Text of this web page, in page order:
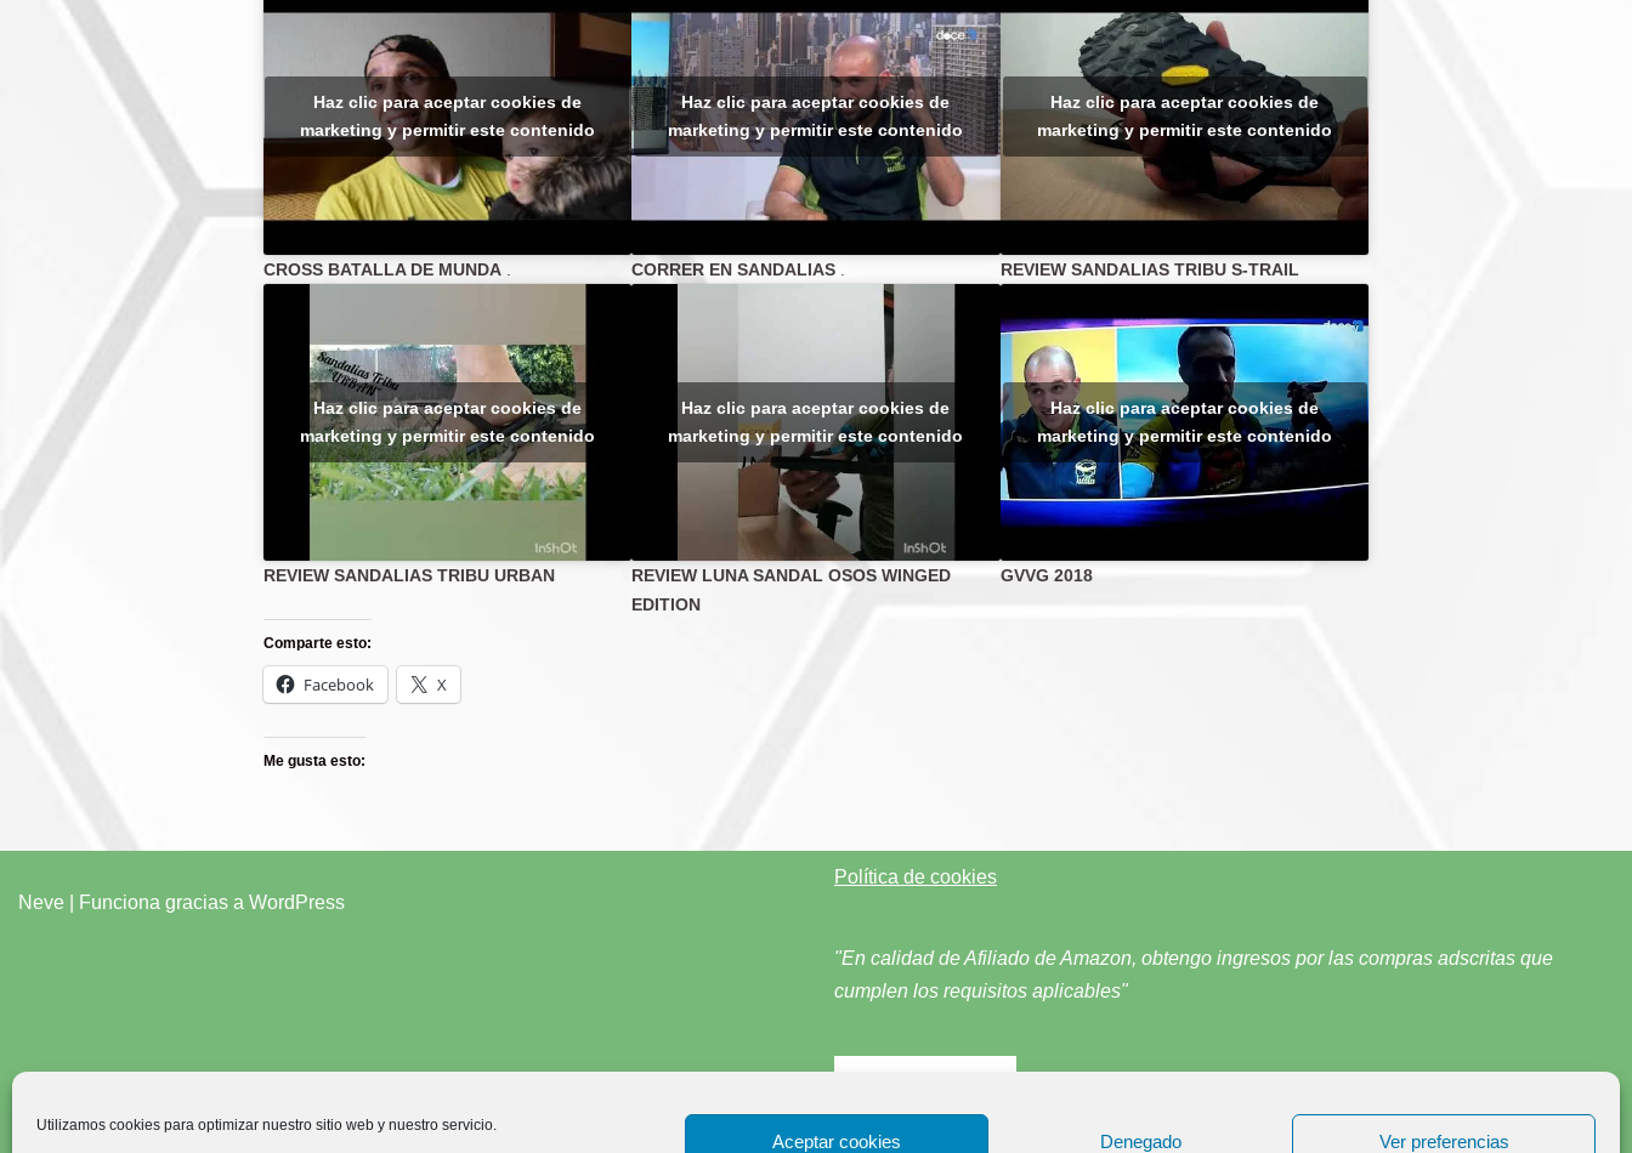
Utilizamos cookies para optimizar nuestro sitio web y nuestro servicio.
Aceptar cookies Denegado Ver preferencias
Haz clic para aceptar cookies de
marketing y permitir este contenido
CROSS BATALLA DE MUNDA.
Haz clic para aceptar cookies de
marketing y permitir este contenido
REVIEW SANDALIAS TRIBU URBAN
Haz clic para aceptar cookies de
marketing y permitir este contenido
CORRER EN SANDALIAS
Haz clic para aceptar cookies de
marketing y permitir este contenido
REVIEW LUNA SANDAL OSOS WINGED
EDITION
Haz clic para aceptar cookies de
marketing y permitir este contenido
REVIEW SANDALIAS TRIBU S-TRAIL
Haz clic para aceptar cookies de
marketing y permitir este contenido
GVVG 2018
Comparte esto:
Facebook X
Me gusta esto:
Neve | Funciona gracias a WordPress
Política de cookies
"En calidad de Afiliado de Amazon, obtengo ingresos por las compras adscritas que
cumplen los requisitos aplicables"